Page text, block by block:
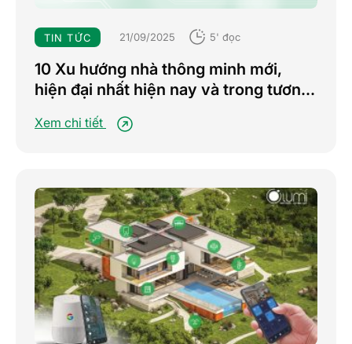
TIN TỨC 21/09/2025 5' đọc
10 Xu hướng nhà thông minh mới,
hiện đại nhất hiện nay và trong tương
Xem chi tiết